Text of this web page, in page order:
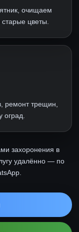
очищаем
цветы.
ремонт трещин,
оград.
захоронения в
удалённо — по